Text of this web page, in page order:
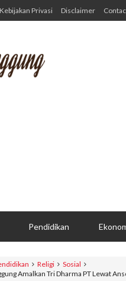
Kebijakan Privasi Disclaimer
Pendidikan
Religi
Sosial
Amalkan Tri Dharma PT Lewat